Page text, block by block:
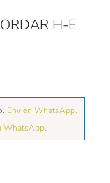
H-E
Envien WhatsApp.
WhatsApp.